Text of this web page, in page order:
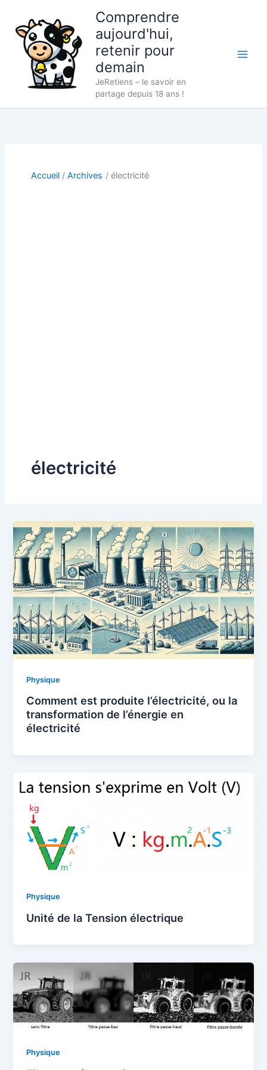
contenu
Comprendre
aujourd'hui,
retenir pour
demain
JeRetiens – le savoir en
partage depuis 18 ans !
Accueil Archives électricité
électricité
Physique
Comment est produite l’électricité, ou la
transformation de l’énergie en
électricité
Physique
Unité de la Tension électrique
Physique